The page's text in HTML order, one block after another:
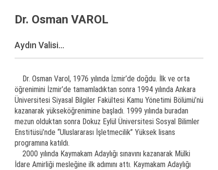
Dr. Osman VAROL
Aydın Valisi...
Dr. Osman Varol, 1976 yılında İzmir’de doğdu. İlk ve orta
öğrenimini İzmir’de tamamladıktan sonra 1994 yılında Ankara
Üniversitesi Siyasal Bilgiler Fakültesi Kamu Yönetimi Bölümü’nü
kazanarak yükseköğrenimine başladı. 1999 yılında buradan
mezun olduktan sonra Dokuz Eylül Üniversitesi Sosyal Bilimler
Enstitüsü’nde “Uluslararası İşletmecilik” Yüksek lisans
programına katıldı.
2000 yılında Kaymakam Adaylığı sınavını kazanarak Mülki
İdare Amirliği mesleğine ilk adımını attı. Kaymakam Adaylığı